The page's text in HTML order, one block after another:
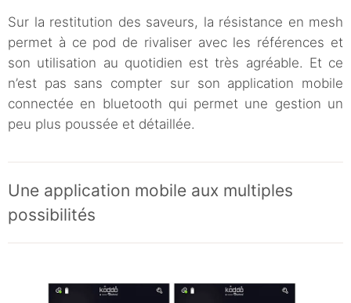
Sur la restitution des saveurs, la résistance en mesh
permet à ce pod de rivaliser avec les références et
son utilisation au quotidien est très agréable. Et ce
n’est pas sans compter sur son application mobile
connectée en bluetooth qui permet une gestion un
peu plus poussée et détaillée.
Une application mobile aux multiples
possibilités